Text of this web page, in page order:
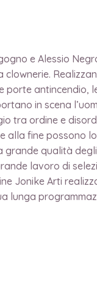
e Alessio
antincendio,
in scena
tra ordine e
alla fine possono
grande qualità
lavoro di
Jonike Arti
lunga